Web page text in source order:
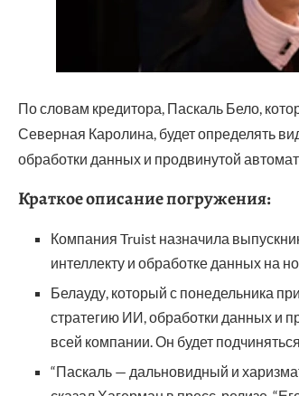
По словам кредитора, Паскаль Бело,
Северная Каролина, будет определять
обработки данных и продвинутой
Краткое описание погружения:
Компания Truist назначила
интеллекту и обработке данных на
Белауду, который с понедельника
стратегию ИИ, обработки данных и
всей компании. Он будет
“Паскаль — дальновидный и